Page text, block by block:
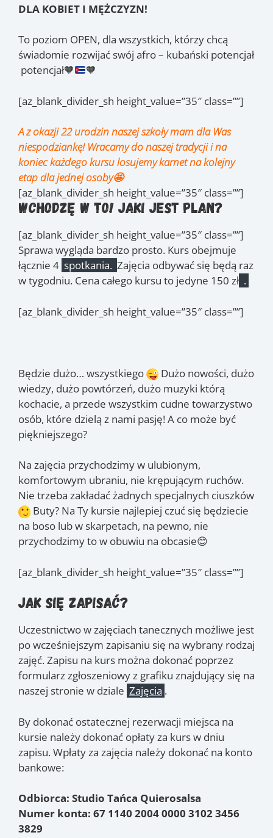
DLA KOBIET I MĘŻCZYZN!
To poziom OPEN, dla wszystkich, którzy chcą
świadomie rozwijać swój afro – kubański potencjał
potencjał🧡 🧡
[az_blank_divider_sh height_value=”35″ class=””]
A z okazji 22 urodzin naszej szkoły mam dla Was
niespodziankę! Wracamy do naszej tradycji i na
koniec każdego kursu losujemy karnet na kolejny
etap dla jednej osoby🤩
[az_blank_divider_sh height_value=”35″ class=””]
Wchodzę w to! Jaki jest plan?
[az_blank_divider_sh height_value=”35″ class=””]
Sprawa wygląda bardzo prosto. Kurs obejmuje
łącznie 4 spotkania. Zajęcia odbywać się będą raz
w tygodniu. Cena całego kursu to jedyne 150 zł .
[az_blank_divider_sh height_value=”35″ class=””]
Będzie dużo… wszystkiego
Dużo nowości, dużo
wiedzy, dużo powtórzeń, dużo muzyki którą
kochacie, a przede wszystkim cudne towarzystwo
osób, które dzielą z nami pasję! A co może być
piękniejszego?
Na zajęcia przychodzimy w ulubionym,
komfortowym ubraniu, nie krępującym ruchów.
Nie trzeba zakładać żadnych specjalnych ciuszków
Buty? Na Ty kursie najlepiej czuć się będziecie
na boso lub w skarpetach, na pewno, nie
przychodzimy to w obuwiu na obcasie😊
[az_blank_divider_sh height_value=”35″ class=””]
Jak się zapisać?
Uczestnictwo w zajęciach tanecznych możliwe jest
po wcześniejszym zapisaniu się na wybrany rodzaj
zajęć. Zapisu na kurs można dokonać poprzez
formularz zgłoszeniowy z grafiku znajdujący się na
naszej stronie w dziale Zajęcia .
By dokonać ostatecznej rezerwacji miejsca na
kursie należy dokonać opłaty za kurs w dniu
zapisu. Wpłaty za zajęcia należy dokonać na konto
bankowe:
Odbiorca: Studio Tańca Quierosalsa
Numer konta: 67 1140 2004 0000 3102 3456
3829